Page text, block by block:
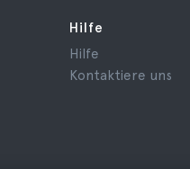
Hilfe
Hilfe
Kontaktiere uns